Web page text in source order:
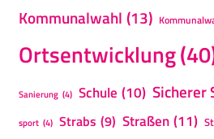
Kommunalwahl (13)
Ortsentwicklung
Sanierung (4) Schule (10) Sicherer
sport (4) Strabs (9) Straßen(11)